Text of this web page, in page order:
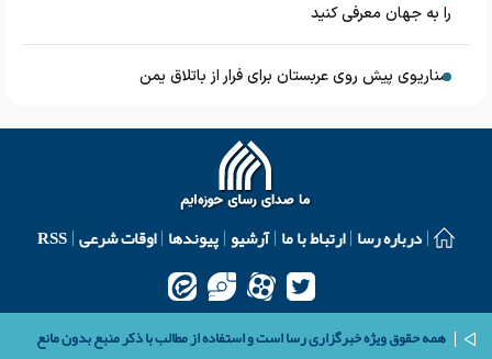
را به جهان معرفی کنید
سناریوی پیش روی عربستان برای فرار از باتلاق یمن
درباره رسا ارتباط با ما آرشیو پیوندها اوقات شرعی RSS
همه حقوق ویژه خبرگزاری رسا است و استفاده از مطالب با ذکر منبع بدون مانع